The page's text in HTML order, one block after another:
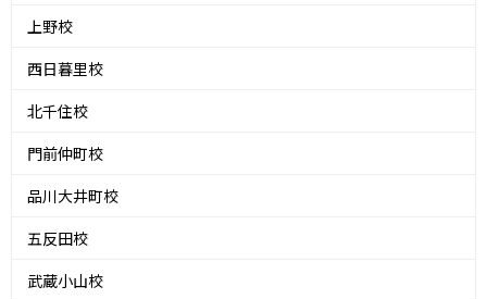
上野校
西日暮里校
北千住校
門前仲町校
品川大井町校
五反田校
武蔵小山校